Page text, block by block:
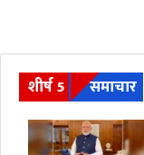
शीर्ष 5 समाचार